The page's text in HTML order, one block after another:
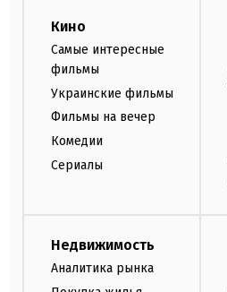
Кино
Самые интересные
фильмы
Украинские фильмы
Фильмы на вечер
Комедии
Сериалы
Недвижимость
Аналитика рынка